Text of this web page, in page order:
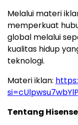
Melalui materi
memperkuat
global melalui
kualitas hidup
teknologi.
Materi iklan:
Tentang Hisense